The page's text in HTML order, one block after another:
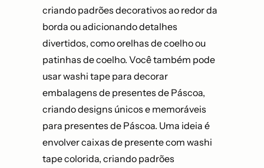
criando padrões decorativos ao redor da
borda ou adicionando detalhes
divertidos, como orelhas de coelho ou
patinhas de coelho. Você também pode
usar washi tape para decorar
embalagens de presentes de Páscoa,
criando designs únicos e memoráveis
para presentes de Páscoa. Uma ideia é
envolver caixas de presente com washi
tape colorida, criando padrões